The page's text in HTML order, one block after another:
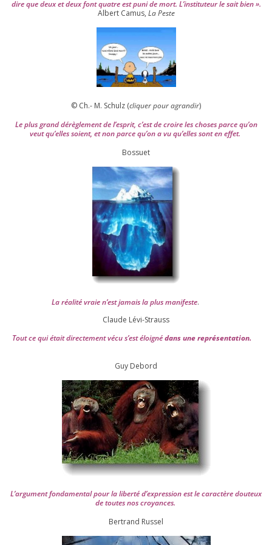
dire que deux et deux font quatre est puni de mort. L’instituteur le sait bien ».
Albert Camus, La Peste
© Ch.- M. Schulz (cli­quer pour agran­dir)
Le plus grand dérè­gle­ment de l’es­prit, c’est de croire les choses parce qu’on
veut qu’elles soient, et non parce qu’on a vu qu’elles sont en effet.
Bossuet
La réa­lité vraie n’est jamais la plus mani­feste.
Claude Lévi-Strauss
Tout ce qui était direc­te­ment vécu s’est éloi­gnédans une repré­sen­ta­tion.
Guy Debord
L’argument fon­da­men­tal pour la liber­té d’expression est le carac­tère dou­teux
de toutes nos croyances.
Ber­trand Russel